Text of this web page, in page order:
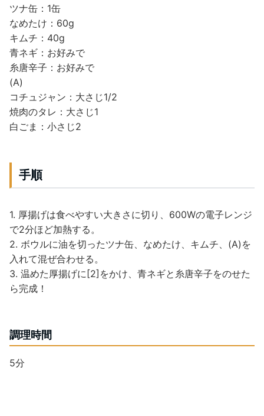
ツナ缶：1缶
なめたけ：60g
キムチ：40g
青ネギ：お好みで
糸唐辛子：お好みで
(A)
コチュジャン：大さじ1/2
焼肉のタレ：大さじ1
白ごま：小さじ2
手順
1. 厚揚げは食べやすい大きさに切り、600Wの電子レンジ
で2分ほど加熱する。
2. ボウルに油を切ったツナ缶、なめたけ、キムチ、(A)を
入れて混ぜ合わせる。
3. 温めた厚揚げに[2]をかけ、青ネギと糸唐辛子をのせた
ら完成！
調理時間
5分